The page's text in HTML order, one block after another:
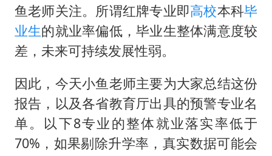
立秋的仪式感
朱雨玲晋级WTT横滨冠军赛女单八强
东方之约 相约未来
鱼老师关注。所谓红牌专业即高校本科毕
业生的就业率偏低，毕业生整体满意度较
差，未来可持续发展性弱。
因此，今天小鱼老师主要为大家总结这份
报告，以及各省教育厅出具的预警专业名
单。以下8专业的整体就业落实率低于
70%，如果剔除升学率，真实数据可能会